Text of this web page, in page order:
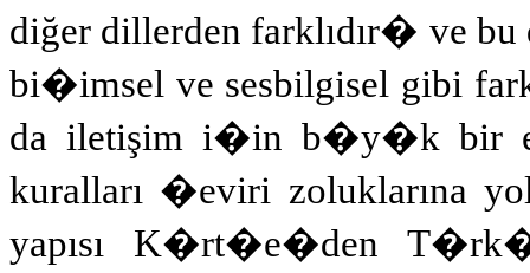
diğer dillerden farklıdır� ve
bi�imsel ve sesbilgisel gibi
da iletişim i�in b�y�k bir
kuralları �eviri zoluklarına
yapısı K�rt�e�den